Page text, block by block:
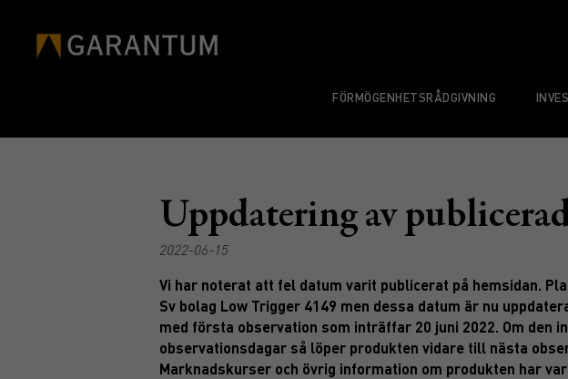
FÖRMÖGENHETSRÅDGIVNING
Uppdatering av
2022-06-15
Vi har noterat att fel datum varit publicerat på hemsidan.
Sv bolag Low Trigger 4149 men dessa datum är nu
med första observation som inträffar 20 juni 2022. Om
observationsdagar så löper produkten vidare till nästa
Marknadskurser och övrig information om produkten har